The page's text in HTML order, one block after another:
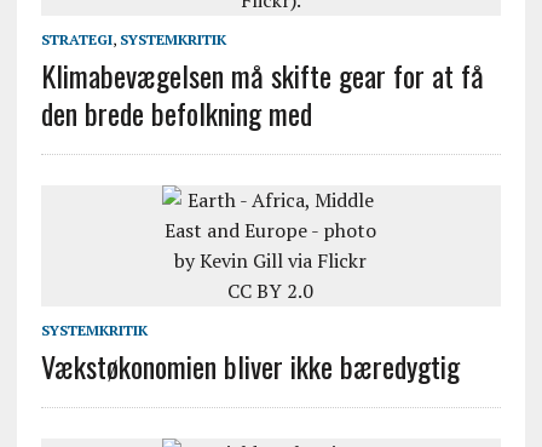
STRATEGI, SYSTEMKRITIK
Klimabevægelsen må skifte gear for at få
den brede befolkning med
SYSTEMKRITIK
Vækstøkonomien bliver ikke bæredygtig